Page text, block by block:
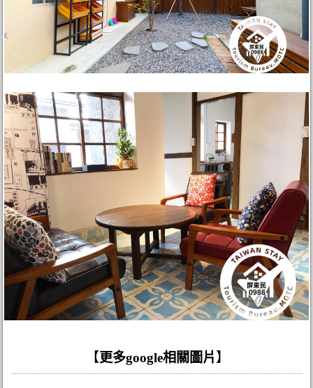
【 更多google相關圖片 】